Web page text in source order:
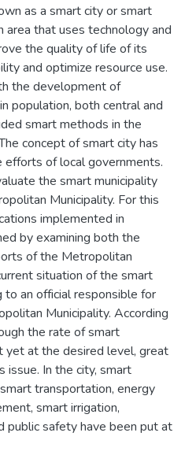
as a smart city or smart
area that uses technology and
the quality of life of its
and optimize resource use.
the development of
population, both central and
smart methods in the
concept of smart city has
of local governments.
the smart municipality
Municipality. For this
implemented in
by examining both the
of the Metropolitan
situation of the smart
an official responsible for
Municipality. According
the rate of smart
yet at the desired level, great
issue. In the city, smart
transportation, energy
smart irrigation,
public safety have been put at